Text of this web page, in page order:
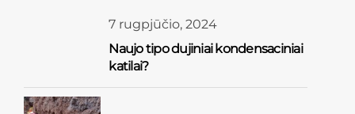
7 rugpjūčio, 2024
Naujo tipo dujiniai kondensaciniai
katilai?